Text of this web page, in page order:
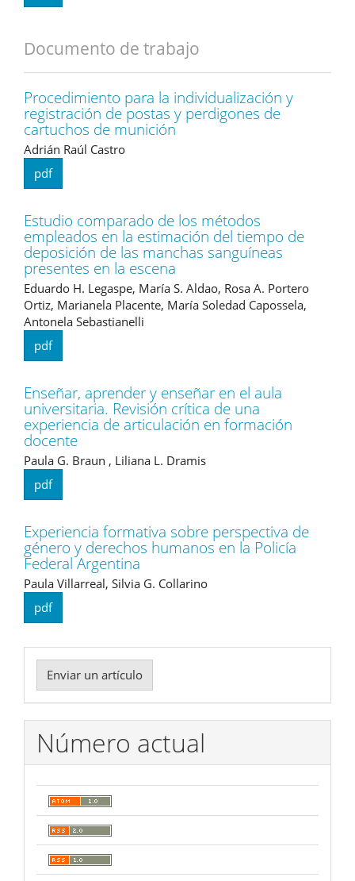
Documento de trabajo
Procedimiento para la individualización y
registración de postas y perdigones de
cartuchos de munición
Adrián Raúl Castro
pdf
Estudio comparado de los métodos
empleados en la estimación del tiempo de
deposición de las manchas sanguíneas
presentes en la escena
Eduardo H. Legaspe, María S. Aldao, Rosa A. Portero
Ortiz, Marianela Placente, María Soledad Capossela,
Antonela Sebastianelli
pdf
Enseñar, aprender y enseñar en el aula
universitaria. Revisión crítica de una
experiencia de articulación en formación
docente
Paula G. Braun , Liliana L. Dramis
pdf
Experiencia formativa sobre perspectiva de
género y derechos humanos en la Policía
Federal Argentina
Paula Villarreal, Silvia G. Collarino
pdf
Enviar
un
artículo
Enviar un artículo
Número actual